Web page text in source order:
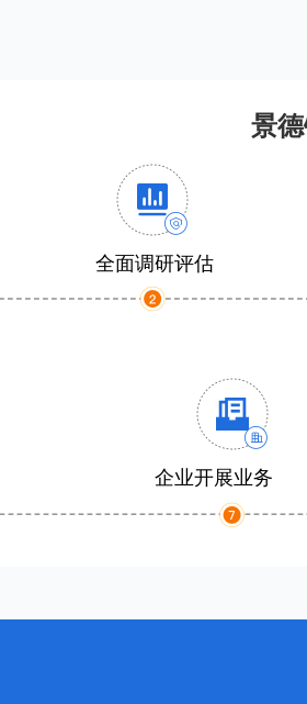
景
全面调研评估
企业开展业务